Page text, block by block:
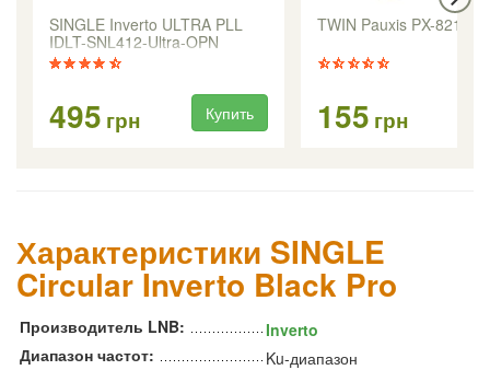
SINGLE Inverto ULTRA PLL
IDLT-SNL412-Ultra-OPN
495 грн Купить
TWIN Pauxis PX-8219
155 грн
Характеристики SINGLE
Circular Inverto Black Pro
Производитель LNB:
Inverto
Диапазон частот:
Ku-диапазон